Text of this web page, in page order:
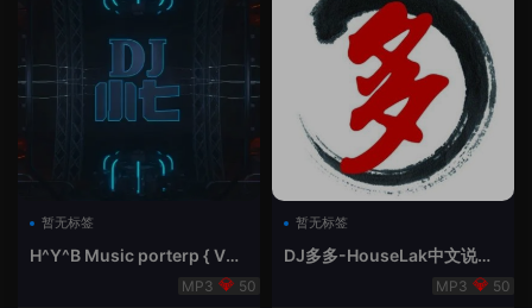
暂无标签
H^Y^B Music porterp { V总
50
暂无标签
DJ多多-HouseLak中文说唱
50